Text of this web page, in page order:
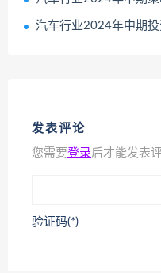
汽车行业2024年中期投资策略报
发表评论
您需要登录后才能发表
验证码(*)